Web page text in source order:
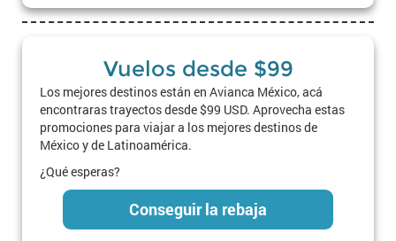
Vuelos desde $99
Los mejores destinos están en Avianca México, acá
encontraras trayectos desde $99 USD. Aprovecha estas
promociones para viajar a los mejores destinos de
México y de Latinoamérica.
¿Qué esperas?
Conseguir la rebaja